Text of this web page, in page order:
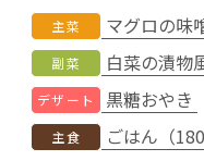
主菜 マグロの味
副菜 白菜の漬物
デザート 黒糖おやき
主食 ごはん（